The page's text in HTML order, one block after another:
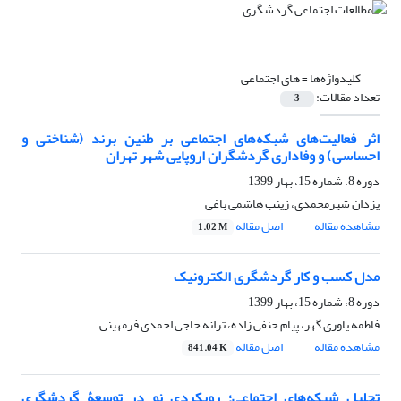
کلیدواژه‌ها =های اجتماعی
تعداد مقالات: 3
اثر فعالیت‌های شبکه‌های اجتماعی بر طنین برند (شناختی و
احساسی) و وفاداری گردشگران اروپایی شهر تهران
دوره 8، شماره 15، بهار 1399
یزدان شیرمحمدی، زینب هاشمی باغی
مشاهده مقاله
اصل مقاله 1.02 M
مدل کسب و کار گردشگری الکترونیک
دوره 8، شماره 15، بهار 1399
فاطمه یاوری گهر، پیام حنفی زاده، ترانه حاجی احمدی فرمهینی
مشاهده مقاله
اصل مقاله 841.04 K